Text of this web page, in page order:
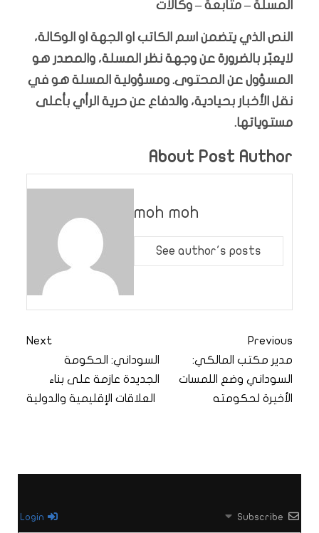
المسلة – متابعة – وكالات
النص الذي يتضمن اسم الكاتب او الجهة او الوكالة،
لايعبّر بالضرورة عن وجهة نظر المسلة، والمصدر هو
المسؤول عن المحتوى. ومسؤولية المسلة هو في
نقل الأخبار بحيادية، والدفاع عن حرية الرأي بأعلى
مستوياتها.
About Post Author
moh moh
See author's posts
Previous
مدير مكتب المالكي:
السوداني وضع اللمسات
الأخيرة لحكومته
Next
السوداني: الحكومة
الجديدة عازمة على بناء
العلاقات الإقليمية والدولية
Subscribe